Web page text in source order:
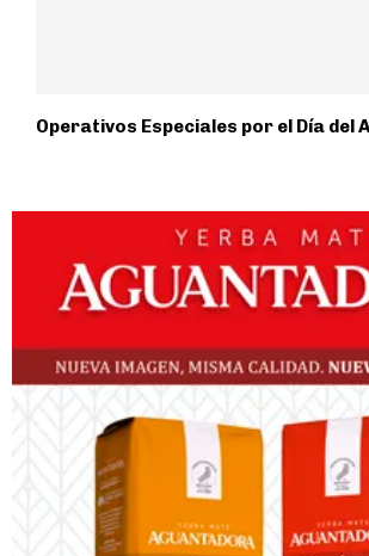
Operativos Especiales por el Día del